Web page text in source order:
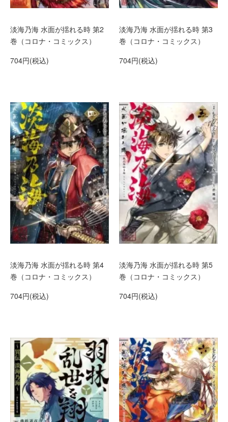
淡海乃海 水面が揺れる時 第2
巻（コロナ・コミックス）
704円(税込)
淡海乃海 水面が揺れる時 第3
巻（コロナ・コミックス）
704円(税込)
淡海乃海 水面が揺れる時 第4
巻（コロナ・コミックス）
704円(税込)
淡海乃海 水面が揺れる時 第5
巻（コロナ・コミックス）
704円(税込)